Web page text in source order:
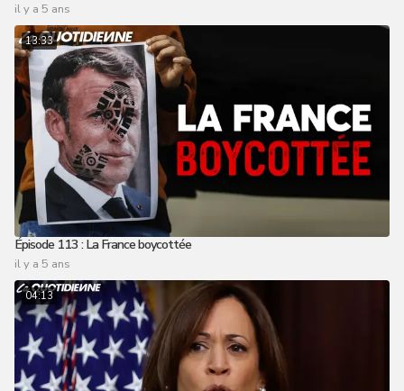
il y a 5 ans
13:33
Épisode 113 : La France boycottée
il y a 5 ans
04:13